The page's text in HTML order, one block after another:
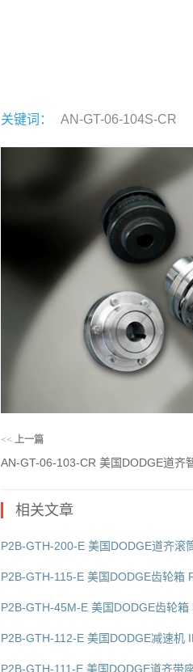
关键词： AN-GT-06-104S-CR
<< 上一篇
AN-GT-06-103-CR 美国DODGE道齐
相关文章
P2B-GTH-200-E 美国DODGE道齐滚
P2B-GTH-115-E 美国DODGE齿轮箱
P2B-GTH-45M-E 美国DODGE齿轮箱
P2B-GTH-112-E 美国DODGE减速机
P2B-GTH-111-E 美国DODGE道齐带